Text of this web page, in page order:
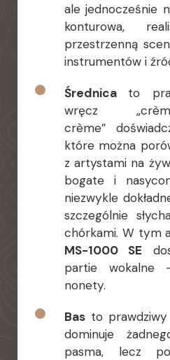
ale jednocześnie
konturowa,
przestrzenną
instrumentów i
Średnica to
wręcz
crème”
które można
z artystami na
bogate i
niezwykle
szczególnie
chórkami. W tym
MS-1000 SE
partie
nonety.
Bas to
dominuje
pasma, lecz